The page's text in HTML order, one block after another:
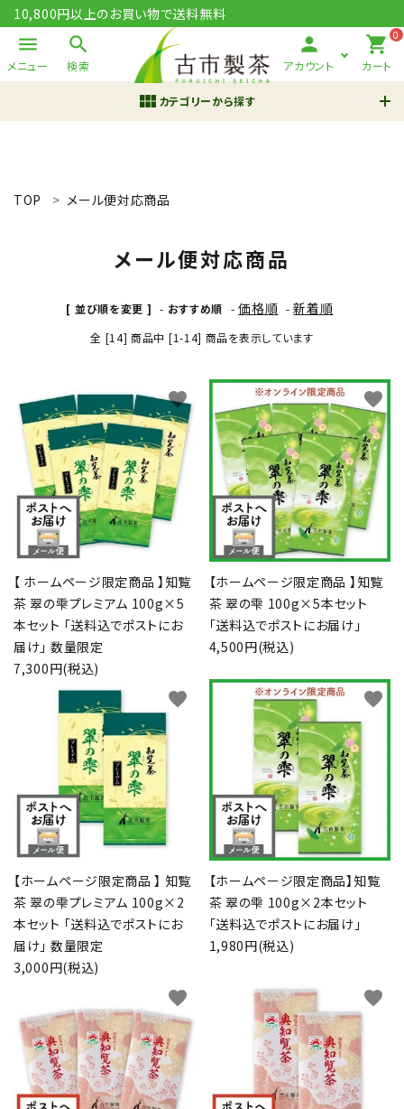
10,800円以上のお買い物で送料無料
menu
メニュー
search
検索
person
アカウント
0
shopping_cart
カート
view_module カテゴリーから探す
meeting_room ログイン person 新規会員登録
search
鹿児島茶 さつまかおり
知覧茶
有機栽培 ギフト
新規会員登録で200pt進呈
お茶の種類から探す
シリーズで探す
ギフト
シーン別で楽しむ
予算で探す
コンテンツ
プライバシーポリシー
特定商取引法について
お問い合わせ
call フリーダイヤル：0120-56-4839
schedule 受付時間：9:00～18:00（土日祝は除く）
TOP メール便対応商品
メール便対応商品
[ 並び順を変更 ] - おすすめ順 -価格順 -新着順
全 [14] 商品中 [1-14] 商品を表示しています
【 ホームページ限定商品 】知覧
茶 翠の雫プレミアム 100g×5
本セット 「送料込でポストにお
届け」 数量限定
7,300円(税込)
favorite
【ホームページ限定商品 】知覧
茶 翠の雫 100g×5本セット
「送料込でポストにお届け」
4,500円(税込)
favorite
【ホームページ限定商品 】 知覧
茶 翠の雫プレミアム 100g×2
本セット 「送料込でポストにお
届け」 数量限定
3,000円(税込)
favorite
【ホームページ限定商品】知覧
茶 翠の雫 100g×2本セット
「送料込でポストにお届け」
1,980円(税込)
favorite
favorite favorite